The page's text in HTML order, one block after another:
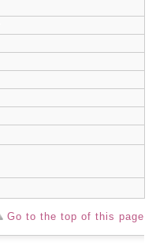
Go to the top of this page